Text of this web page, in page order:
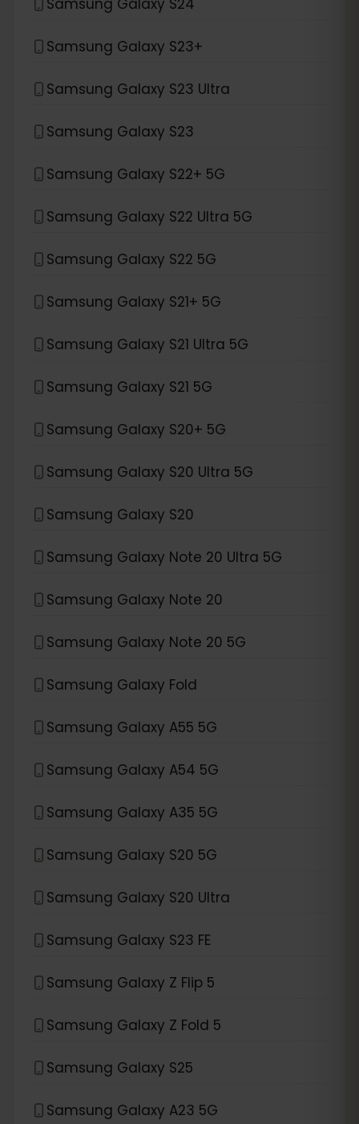
Samsung Galaxy S23+
Samsung Galaxy S23 Ultra
Samsung Galaxy S23
Samsung Galaxy S22+ 5G
Samsung Galaxy S22 Ultra 5G
Samsung Galaxy S22 5G
Samsung Galaxy S21+ 5G
Samsung Galaxy S21 Ultra 5G
Samsung Galaxy S21 5G
Samsung Galaxy S20+ 5G
Samsung Galaxy S20 Ultra 5G
Samsung Galaxy S20
Samsung Galaxy Note 20 Ultra 5G
Samsung Galaxy Note 20
Samsung Galaxy Note 20 5G
Samsung Galaxy Fold
Samsung Galaxy A55 5G
Samsung Galaxy A54 5G
Samsung Galaxy A35 5G
Samsung Galaxy S20 5G
Samsung Galaxy S20 Ultra
Samsung Galaxy S23 FE
Samsung Galaxy Z Flip 5
Samsung Galaxy Z Fold 5
Samsung Galaxy S25
Samsung Galaxy A23 5G